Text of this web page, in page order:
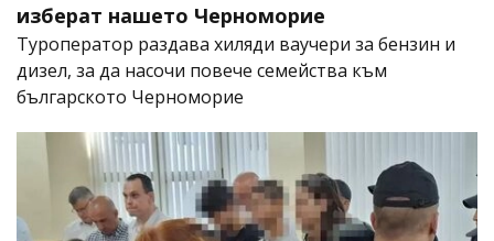
изберат нашето Черноморие
Туроператор раздава хиляди ваучери за бензин и
дизел, за да насочи повече семейства към
българското Черноморие